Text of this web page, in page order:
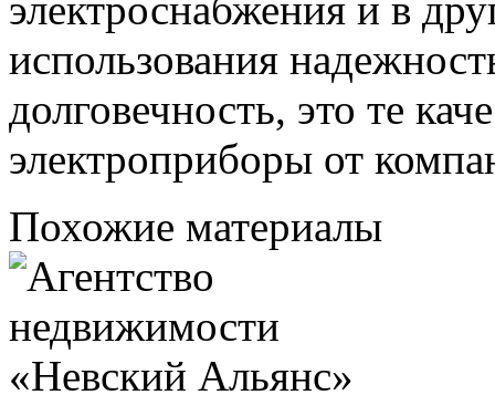
использования
долговечность, это те
электроприборы от
Похожие материалы